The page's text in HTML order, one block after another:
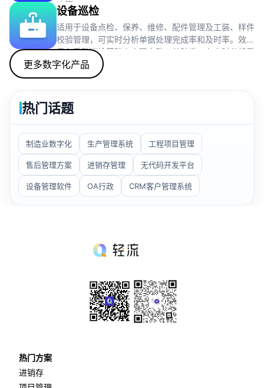
决策。
设备巡检
适用于设备点检、保养、维修、配件管理及工装、样件
校验管理，可实时分析单据处理完成率和及时率。效果
是在手动巡检基础上实现自动工单触发，有实时分析看
板。思路是维护台账、方案，生成工单并处理、统计相
关情况。
更多数字化产品
热门话题
制造业数字化 生产管理系统 工程项目管理
售后管理方案 进销存管理 无代码开发平台
设备管理软件 OA行政 CRM客户管理系统
热门方案
进销存